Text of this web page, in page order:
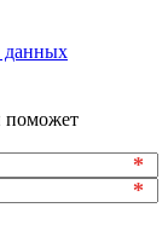
данных
поможет
*
*